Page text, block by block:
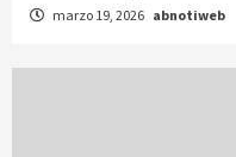
marzo 19, 2026 abnotiweb